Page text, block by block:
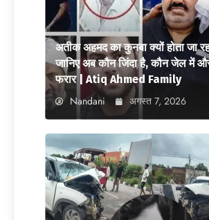
अतीक अहमद का कुनबा क्यों होता जा
जानिए अब कौन जिंदा है, कौन जेल में
फरार | Atiq Ahmed Family
Nandani अगस्त 7, 2026